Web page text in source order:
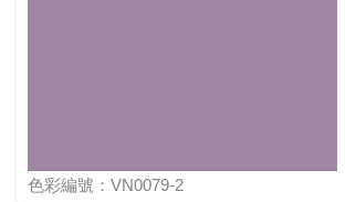
色彩編號：VN0079-2